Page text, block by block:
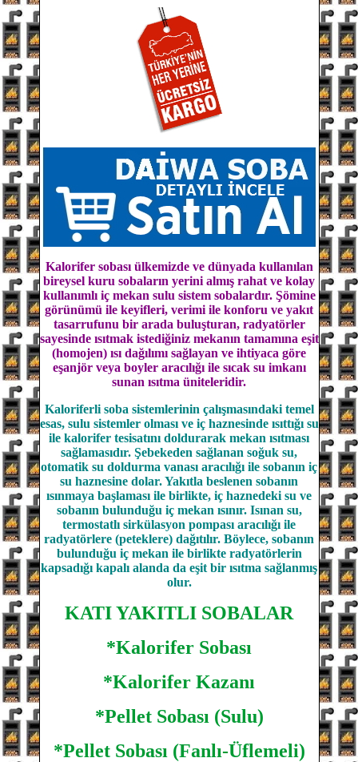
Kalorifer sobası ülkemizde ve dünyada kullanılan
bireysel kuru sobaların yerini almış rahat ve kolay
kullanımlı iç mekan sulu sistem sobalardır. Şömine
görünümü ile keyifleri, verimi ile konforu ve yakıt
tasarrufunu bir arada buluşturan, radyatörler
sayesinde ısıtmak istediğiniz mekanın tamamına eşit
(homojen) ısı dağılımı sağlayan ve ihtiyaca göre
eşanjör veya boyler aracılığı ile sıcak su imkanı
sunan ısıtma üniteleridir.
Kaloriferli soba sistemlerinin çalışmasındaki temel
esas, sulu sistemler olması ve iç haznesinde ısıttığı su
ile kalorifer tesisatını doldurarak mekan ısıtması
sağlamasıdır. Şebekeden sağlanan soğuk su,
otomatik su doldurma vanası aracılığı ile sobanın iç
su haznesine dolar. Yakıtla beslenen sobanın
ısınmaya başlaması ile birlikte, iç haznedeki su ve
sobanın bulunduğu iç mekan ısınır. Isınan su,
termostatlı sirkülasyon pompası aracılığı ile
radyatörlere (peteklere) dağıtılır. Böylece, sobanın
bulunduğu iç mekan ile birlikte radyatörlerin
kapsadığı kapalı alanda da eşit bir ısıtma sağlanmış
olur.
KATI YAKITLI SOBALAR
*Kalorifer Sobası
*Kalorifer Kazanı
*Pellet Sobası (Sulu)
*Pellet Sobası (Fanlı-Üflemeli)